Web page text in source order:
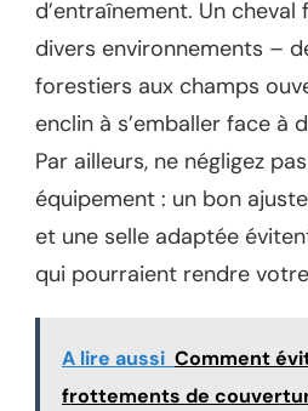
d’entraînement. Un cheval
divers environnements –
forestiers aux champs
enclin à s’emballer face à
Par ailleurs, ne négligez
équipement : un bon
et une selle adaptée
qui pourraient rendre
A lire aussi Comment
frottements de